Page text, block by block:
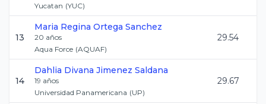
Yucatan (YUC)
13
Maria Regina Ortega Sanchez
20 años
Aqua Force (AQUAF)
29.54
14
Dahlia Divana Jimenez Saldana
19 años
Universidad Panamericana (UP)
29.67